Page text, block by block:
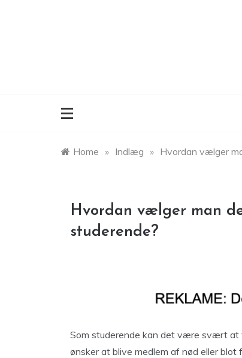
Home » Indlæg » Hvordan vælger
Hvordan vælger man
studerende?
Som studerende kan det være svært at
ønsker at blive medlem af nød eller